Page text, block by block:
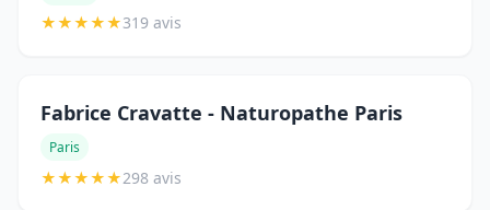
★★★★★319 avis
Fabrice Cravatte - Naturopathe Paris
Paris
★★★★★298 avis